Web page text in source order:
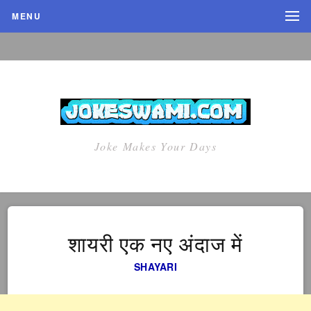
MENU
Joke Makes Your Days
शायरी एक नए अंदाज में
SHAYARI